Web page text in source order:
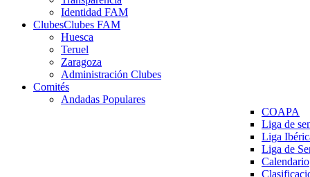
Identidad FAM
ClubesClubes FAM
Huesca
Teruel
Zaragoza
Administración Clubes
Comités
Andadas Populares
COAPA
Liga de
Liga
Liga de
Calendario